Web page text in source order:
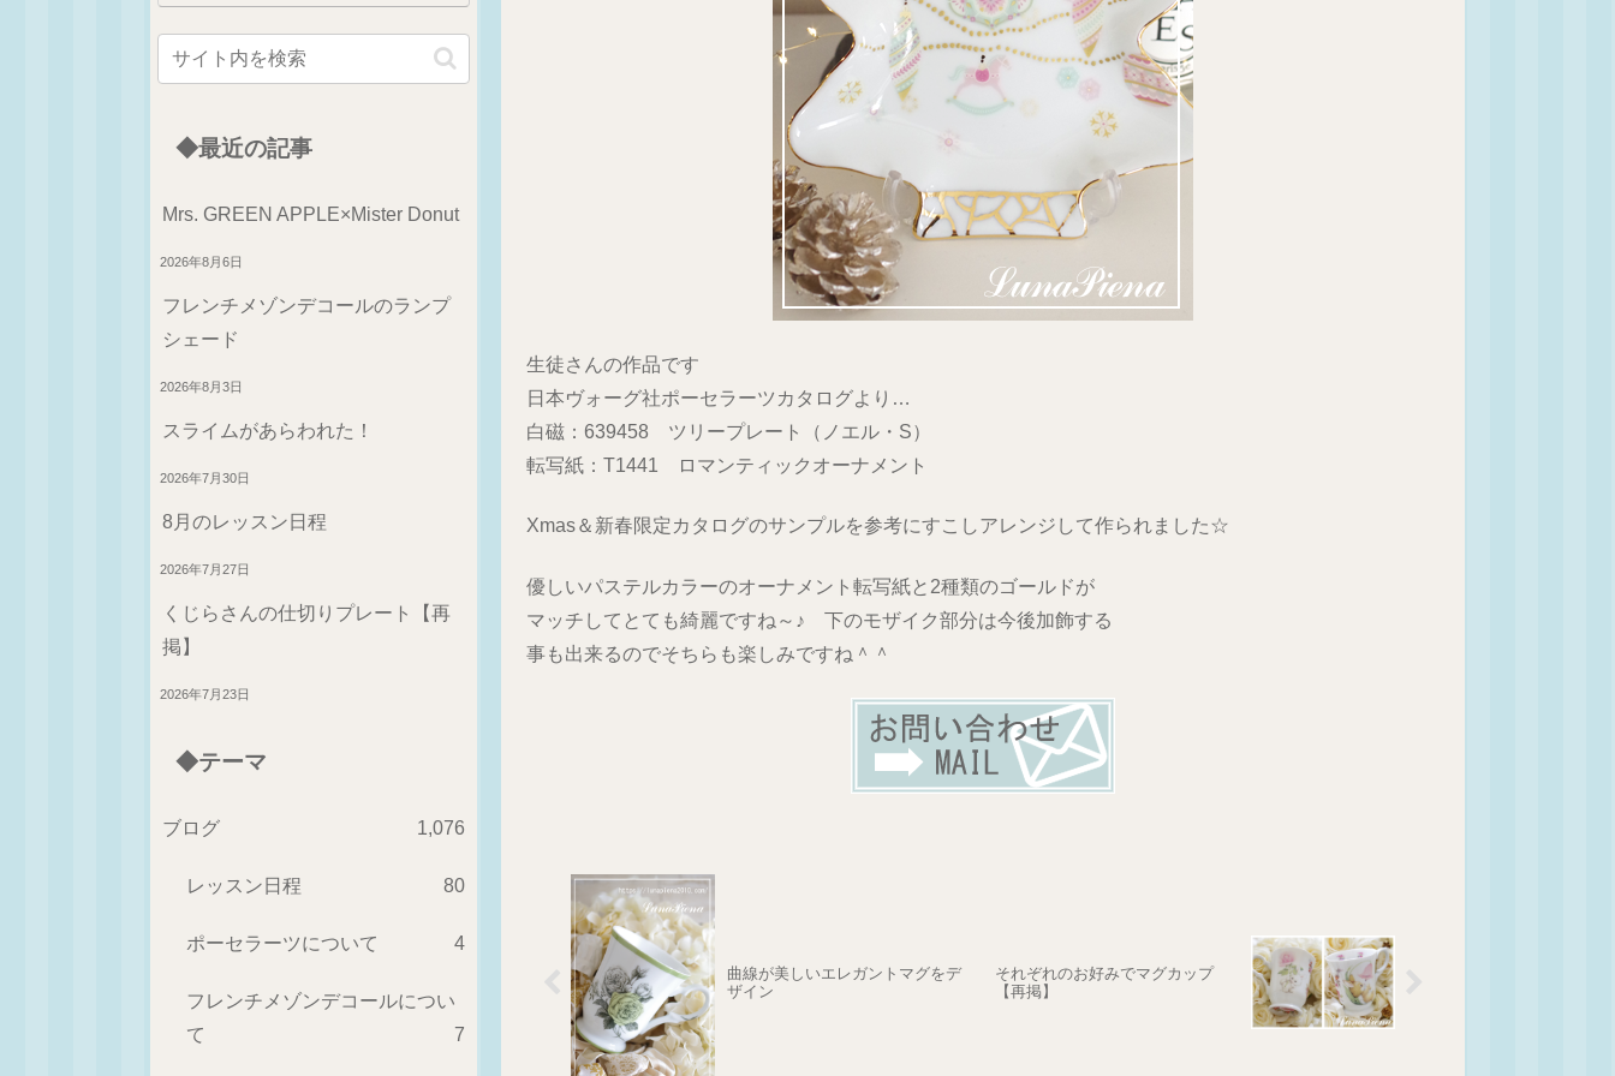
生徒さんの作品です
日本ヴォーグ社ポーセラーツカタログより…
白磁：639458 ツリープレート（ノエル・S）
転写紙：T1441 ロマンティックオーナメント
Xmas＆新春限定カタログのサンプルを参考にすこしアレンジして作られました☆
優しいパステルカラーのオーナメント転写紙と2種類のゴールドが
マッチしてとても綺麗ですね～♪ 下のモザイク部分は今後加飾する
事も出来るのでそちらも楽しみですね＾＾
曲線が美しいエレガントマグをデ
ザイン
それぞれのお好みでマグカップ
【再掲】
◆最近の記事
Mrs. GREEN APPLE×Mister Donut
2026年8月6日
フレンチメゾンデコールのランプ
シェード
2026年8月3日
スライムがあらわれた！
2026年7月30日
8月のレッスン日程
2026年7月27日
くじらさんの仕切りプレート【再
掲】
2026年7月23日
◆テーマ
ブログ 1,076
レッスン日程 80
ポーセラーツについて 4
フレンチメゾンデコールについ
て
7